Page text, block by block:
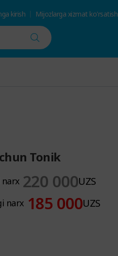
kirish Mijozlarga xizmat ko'rsatish
Tonik
narx 220 000UZS
narx 185 000UZS